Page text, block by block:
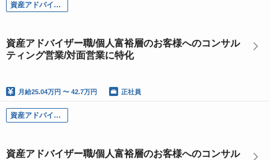
資産アドバイザー職
資産アドバイザー職/個人富裕層のお客様へのコンサル
ティング営業/対面営業に特化
月給25.04万円 〜 42.7万円 正社員
資産アドバイザー職
資産アドバイザー職/個人富裕層のお客様へのコンサル